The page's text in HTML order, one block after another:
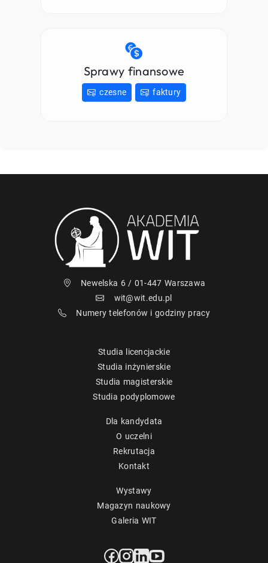
Sprawy finansowe
czesne faktury
Newelska 6 / 01-447 Warszawa
wit@wit.edu.pl
Numery telefonów i godziny pracy
Studia licencjackie
Studia inżynierskie
Studia magisterskie
Studia podyplomowe
Dla kandydata
O uczelni
Rekrutacja
Kontakt
Wystawy
Magazyn naukowy
Galeria WIT